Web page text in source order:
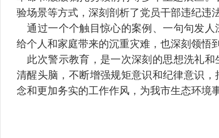
验场景等方式，深刻剖析了党员干部违纪违
通过一个个触目惊心的案例、一句句发人
给个人和家庭带来的沉重灾难，也深刻领悟
此次警示教育， 是一次深刻的思想洗礼
清醒头脑，不断增强规矩意识和纪律意识
念和更加务实的工作作风，为我市生态环境